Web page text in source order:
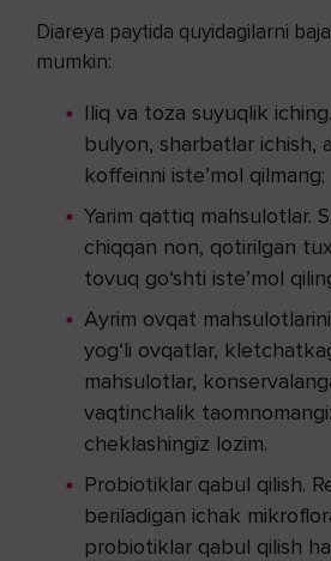
Diareya paytida quyidagilarni
mumkin:
Iliq va toza suyuqlik
bulyon, sharbatlar ichish,
koffeinni iste’mol qilmang;
Yarim qattiq mahsulotlar.
chiqqan non, qotirilgan
tovuq go‘shti iste’mol
Ayrim ovqat
yog‘li ovqatlar,
mahsulotlar,
vaqtinchalik
cheklashingiz lozim.
Probiotiklar qabul qilish.
beriladigan ichak
probiotiklar qabul qilish